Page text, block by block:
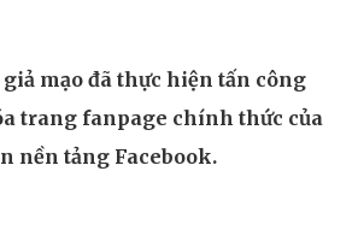
giả mạo đã thực hiện tấn công
trang fanpage chính thức của
nền tảng Facebook.